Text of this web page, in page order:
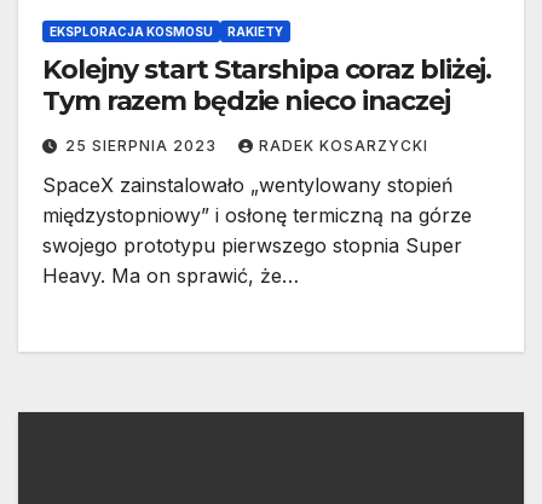
EKSPLORACJA KOSMOSU RAKIETY
Kolejny start Starshipa coraz bliżej.
Tym razem będzie nieco inaczej
25 SIERPNIA 2023 RADEK KOSARZYCKI
SpaceX zainstalowało „wentylowany stopień
międzystopniowy” i osłonę termiczną na górze
swojego prototypu pierwszego stopnia Super
Heavy. Ma on sprawić, że…